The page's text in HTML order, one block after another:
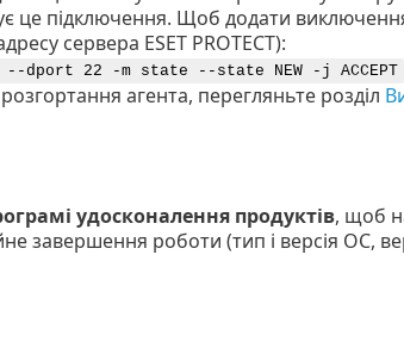
це підключення. Щоб додати
сервера ESET PROTECT):
22 -m state --state NEW -j ACCEPT
агента, перегляньте розділ
удосконалення продуктів, щоб
завершення роботи (тип і версія ОС,